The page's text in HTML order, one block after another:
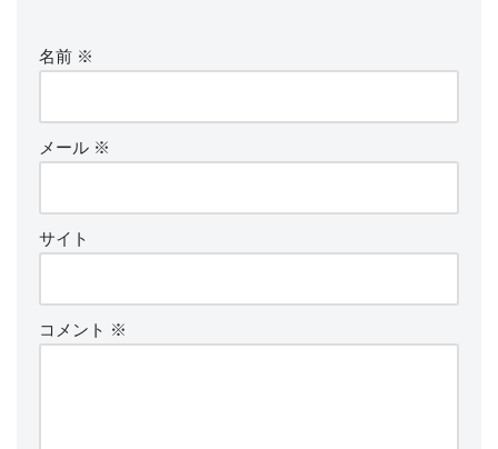
名前 ※
メール ※
サイト
コメント ※